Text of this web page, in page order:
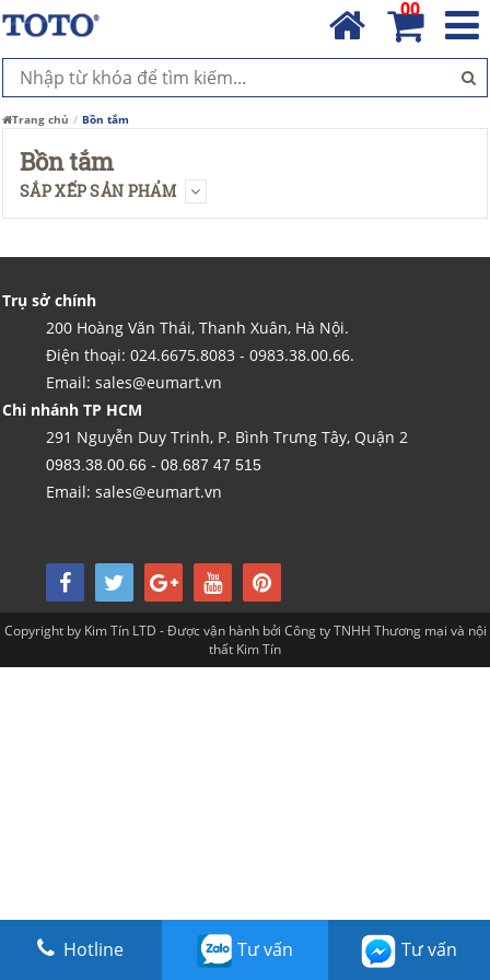
00
Trang chủ Bồn tắm
Bồn tắm
SẮP XẾP SẢN PHẨM
Trụ sở chính
200 Hoàng Văn Thái, Thanh Xuân, Hà Nội.
Điện thoại: 024.6675.8083 - 0983.38.00.66.
Email: sales@eumart.vn
Chi nhánh TP HCM
291 Nguyễn Duy Trinh, P. Bình Trưng Tây, Quận 2
0983.38.00.66 - 08.687 47 515
Email: sales@eumart.vn
Hotline Tư vấn Tư vấn
Copyright by Kim Tín LTD - Được vận hành bởi Công ty TNHH Thương mại và nội
thất Kim Tín